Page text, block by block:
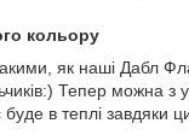
кольору
як наші Дабл
Тепер можна з
в теплі завдяки